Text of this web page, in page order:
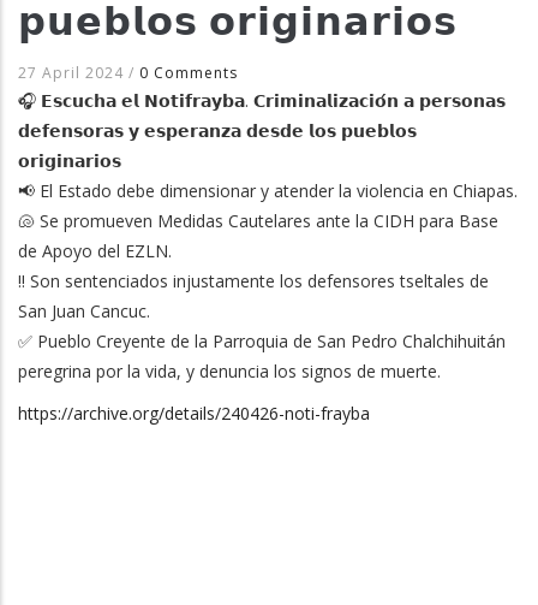
𝗽𝘂𝗲𝗯𝗹𝗼𝘀 𝗼𝗿𝗶𝗴𝗶𝗻𝗮𝗿𝗶𝗼𝘀
27 April 2024 / 0 Comments
🎧 𝗘𝘀𝗰𝘂𝗰𝗵𝗮 𝗲𝗹 𝗡𝗼𝘁𝗶𝗳𝗿𝗮𝘆𝗯𝗮. 𝗖𝗿𝗶𝗺𝗶𝗻𝗮𝗹𝗶𝘇𝗮𝗰𝗶𝗼́𝗻 𝗮 𝗽𝗲𝗿𝘀𝗼𝗻𝗮𝘀
𝗱𝗲𝗳𝗲𝗻𝘀𝗼𝗿𝗮𝘀 𝘆 𝗲𝘀𝗽𝗲𝗿𝗮𝗻𝘇𝗮 𝗱𝗲𝘀𝗱𝗲 𝗹𝗼𝘀 𝗽𝘂𝗲𝗯𝗹𝗼𝘀
𝗼𝗿𝗶𝗴𝗶𝗻𝗮𝗿𝗶𝗼𝘀
📢 El Estado debe dimensionar y atender la violencia en Chiapas.
🐚 Se promueven Medidas Cautelares ante la CIDH para Base
de Apoyo del EZLN.
‼ Son sentenciados injustamente los defensores tseltales de
San Juan Cancuc.
✅ Pueblo Creyente de la Parroquia de San Pedro Chalchihuitán
peregrina por la vida, y denuncia los signos de muerte.
https://archive.org/details/240426-noti-frayba